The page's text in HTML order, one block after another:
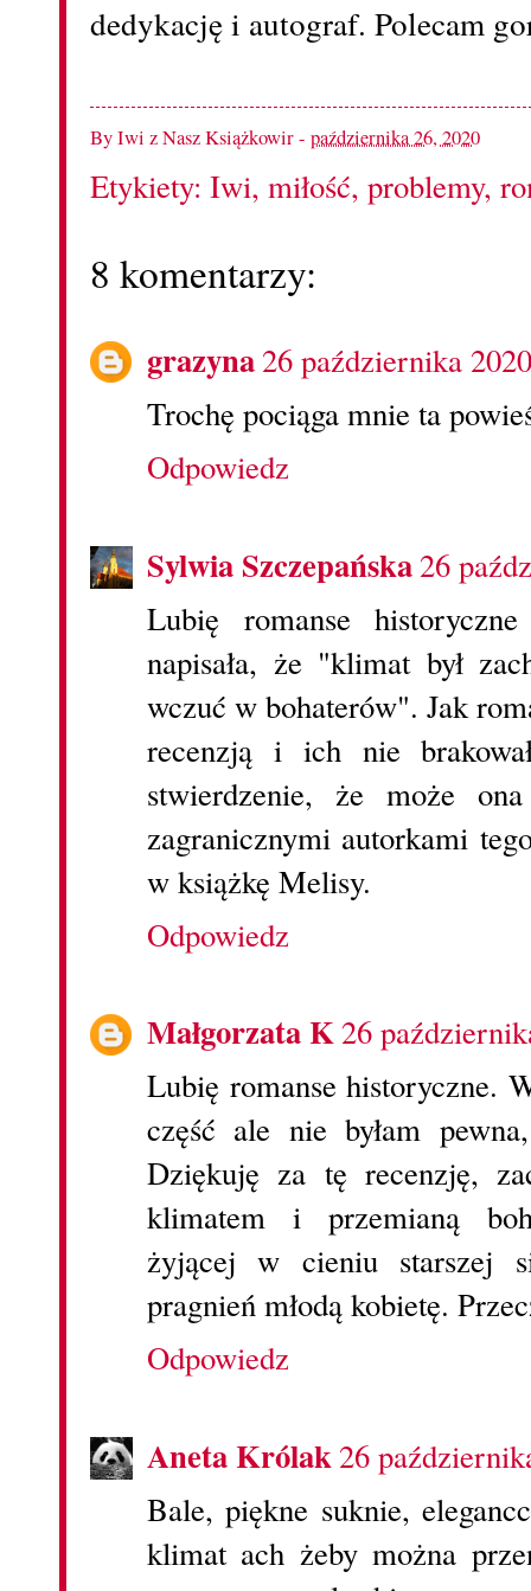
dedykację i autograf. Polecam
ByIwi z Nasz Książkowir- października 26, 2020
Etykiety: Iwi, miłość, problemy,
8 komentarzy:
grazyna26 października
Trochę pociąga mnie ta
Odpowiedz
Sylwia Szczepańska26
Lubię romanse
napisała, że "klimat był
wczuć w bohaterów". Jak
recenzją i ich nie
stwierdzenie, że może
zagranicznymi autorkami
w książkę Melisy.
Odpowiedz
Małgorzata K26
Lubię romanse historyczne.
część ale nie byłam
Dziękuję za tę recenzję,
klimatem i przemianą
żyjącej w cieniu starszej
pragnień młodą kobietę.
Odpowiedz
Aneta Królak26
Bale, piękne suknie,
klimat ach żeby można